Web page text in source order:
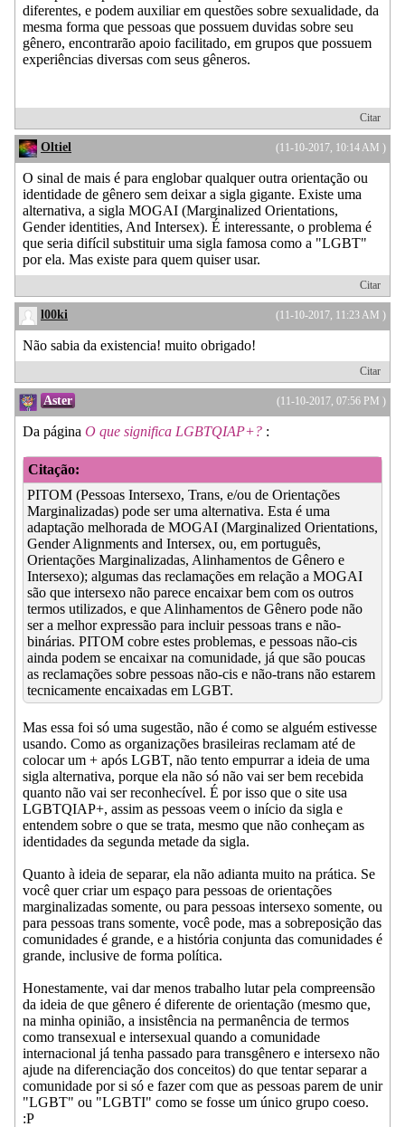
diferentes, e podem auxiliar em questões sobre sexualidade, da
mesma forma que pessoas que possuem duvidas sobre seu
gênero, encontrarão apoio facilitado, em grupos que possuem
experiências diversas com seus gêneros.
Citar
(11-10-2017, 10:14 AM )
Oltiel
O sinal de mais é para englobar qualquer outra orientação ou
identidade de gênero sem deixar a sigla gigante. Existe uma
alternativa, a sigla MOGAI (Marginalized Orientations,
Gender identities, And Intersex). É interessante, o problema é
que seria difícil substituir uma sigla famosa como a "LGBT"
por ela. Mas existe para quem quiser usar.
Citar
(11-10-2017, 11:23 AM )
l00ki
Não sabia da existencia! muito obrigado!
Citar
(11-10-2017, 07:56 PM )
Aster
Da página O que significa LGBTQIAP+? :
Citação:
PITOM (Pessoas Intersexo, Trans, e/ou de Orientações
Marginalizadas) pode ser uma alternativa. Esta é uma
adaptação melhorada de MOGAI (Marginalized Orientations,
Gender Alignments and Intersex, ou, em português,
Orientações Marginalizadas, Alinhamentos de Gênero e
Intersexo); algumas das reclamações em relação a MOGAI
são que intersexo não parece encaixar bem com os outros
termos utilizados, e que Alinhamentos de Gênero pode não
ser a melhor expressão para incluir pessoas trans e não-
binárias. PITOM cobre estes problemas, e pessoas não-cis
ainda podem se encaixar na comunidade, já que são poucas
as reclamações sobre pessoas não-cis e não-trans não estarem
tecnicamente encaixadas em LGBT.
Mas essa foi só uma sugestão, não é como se alguém estivesse
usando. Como as organizações brasileiras reclamam até de
colocar um + após LGBT, não tento empurrar a ideia de uma
sigla alternativa, porque ela não só não vai ser bem recebida
quanto não vai ser reconhecível. É por isso que o site usa
LGBTQIAP+, assim as pessoas veem o início da sigla e
entendem sobre o que se trata, mesmo que não conheçam as
identidades da segunda metade da sigla.
Quanto à ideia de separar, ela não adianta muito na prática. Se
você quer criar um espaço para pessoas de orientações
marginalizadas somente, ou para pessoas intersexo somente, ou
para pessoas trans somente, você pode, mas a sobreposição das
comunidades é grande, e a história conjunta das comunidades é
grande, inclusive de forma política.
Honestamente, vai dar menos trabalho lutar pela compreensão
da ideia de que gênero é diferente de orientação (mesmo que,
na minha opinião, a insistência na permanência de termos
como transexual e intersexual quando a comunidade
internacional já tenha passado para transgênero e intersexo não
ajude na diferenciação dos conceitos) do que tentar separar a
comunidade por si só e fazer com que as pessoas parem de unir
"LGBT" ou "LGBTI" como se fosse um único grupo coeso.
:P